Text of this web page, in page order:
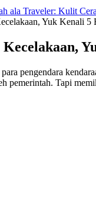
ala Traveler: Kulit
Yuk Kenali 5
pengendara
pemerintah. Tapi